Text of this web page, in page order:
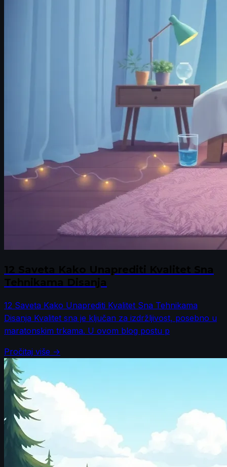
12 Saveta Kako Unaprediti Kvalitet Sna Tehnikama
Disanja Kvalitet sna je ključan za izdržljivost, posebno u
maratonskim trkama. U ovom blog postu p
Pročitaj više →